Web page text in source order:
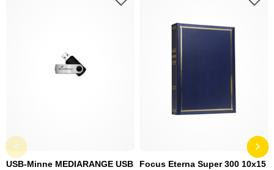
USB-Minne MEDIARANGE USB
Focus Eterna Super 300 10x15